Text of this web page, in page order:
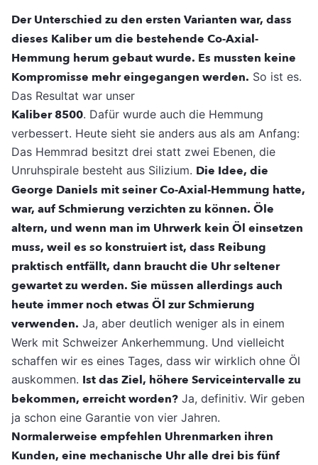
Der Unterschied zu den ersten Varianten war, dass
dieses Kaliber um die bestehende Co-Axial-
Hemmung herum gebaut wurde. Es mussten keine
Kompromisse mehr eingegangen werden. So ist es.
Das Resultat war unser
Kaliber 8500. Dafür wurde auch die Hemmung
verbessert. Heute sieht sie anders aus als am Anfang:
Das Hemmrad besitzt drei statt zwei Ebenen, die
Unruhspirale besteht aus Silizium. Die Idee, die
George Daniels mit seiner Co-Axial-Hemmung hatte,
war, auf Schmierung verzichten zu können. Öle
altern, und wenn man im Uhrwerk kein Öl einsetzen
muss, weil es so konstruiert ist, dass Reibung
praktisch entfällt, dann braucht die Uhr seltener
gewartet zu werden. Sie müssen allerdings auch
heute immer noch etwas Öl zur Schmierung
verwenden. Ja, aber deutlich weniger als in einem
Werk mit Schweizer Ankerhemmung. Und vielleicht
schaffen wir es eines Tages, dass wir wirklich ohne Öl
auskommen. Ist das Ziel, höhere Serviceintervalle zu
bekommen, erreicht worden? Ja, definitiv. Wir geben
ja schon eine Garantie von vier Jahren.
Normalerweise empfehlen Uhrenmarken ihren
Kunden, eine mechanische Uhr alle drei bis fünf